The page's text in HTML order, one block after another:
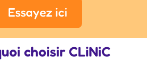
Essayez ici
choisir CLiNiC